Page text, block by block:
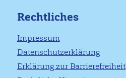
Rechtliches
Impressum
Datenschutzerklärung
Erklärung zur Barrierefreiheit